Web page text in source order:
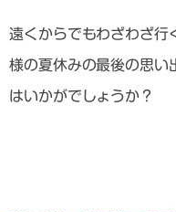
遠くからでもわざわざ行
様の夏休みの最後の思い
はいかがでしょうか？